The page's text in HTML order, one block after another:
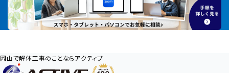
岡山で解体工事のことならアクティブ